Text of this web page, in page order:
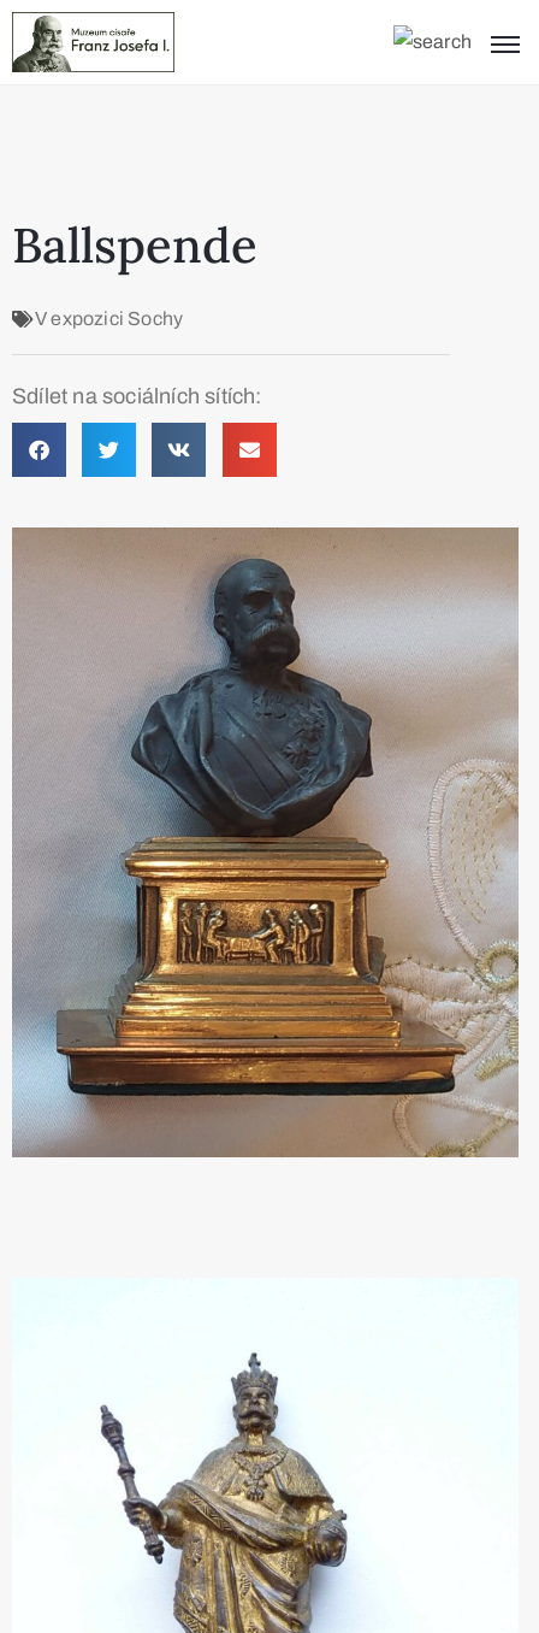
Ballspende
V expozici Sochy
Sdílet na sociálních sítích: